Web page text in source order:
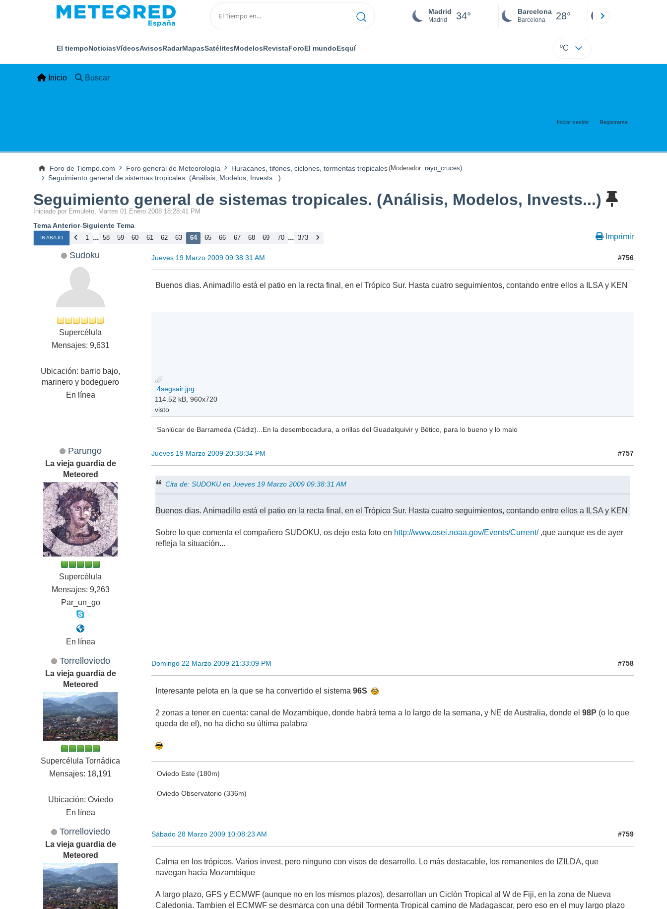
Madrid
Madrid 34° Barcelona
Barcelona 28°
El tiempoNoticiasVídeosAvisosRadarMapasSatélitesModelosRevistaForoEl mundoEsquí ºC
Inicio Buscar
Iniciar sesión Registrarse
Foro de Tiempo.com Foro general de Meteorología Huracanes, tifones, ciclones, tormentas tropicales(Moderador: rayo_cruces)
Seguimiento general de sistemas tropicales. (Análisis, Modelos, Invests...)
Seguimiento general de sistemas tropicales. (Análisis, Modelos, Invests...)
Iniciado por Ermuleto, Martes 01 Enero 2008 18:28:41 PM
Tema Anterior-Siguiente Tema
IR ABAJO 1 ... 58 59 60 61 62 63 64 65 66 67 68 69 70 ... 373 Imprimir
Sudoku
Supercélula
Mensajes: 9,631
Ubicación: barrio bajo,
marinero y bodeguero
En línea
Jueves 19 Marzo 2009 09:38:31 AM #756
Buenos dias. Animadillo está el patio en la recta final, en el Trópico Sur. Hasta cuatro seguimientos, contando entre ellos a ILSA y KEN
4segsair.jpg
114.52 kB, 960x720
visto
Sanlúcar de Barrameda (Cádiz)...En la desembocadura, a orillas del Guadalquivir y Bético, para lo bueno y lo malo
Parungo
La vieja guardia de
Meteored
Supercélula
Mensajes: 9,263
Par_un_go
En línea
Jueves 19 Marzo 2009 20:38:34 PM #757
Cita de: SUDOKU en Jueves 19 Marzo 2009 09:38:31 AM
Buenos dias. Animadillo está el patio en la recta final, en el Trópico Sur. Hasta cuatro seguimientos, contando entre ellos a ILSA y KEN
Sobre lo que comenta el compañero SUDOKU, os dejo esta foto en http://www.osei.noaa.gov/Events/Current/,que aunque es de ayer
refleja la situación...
Torrelloviedo
La vieja guardia de
Meteored
Supercélula Tornádica
Mensajes: 18,191
Ubicación: Oviedo
En línea
Domingo 22 Marzo 2009 21:33:09 PM #758
Interesante pelota en la que se ha convertido el sistema96S
2 zonas a tener en cuenta: canal de Mozambique, donde habrá tema a lo largo de la semana, y NE de Australia, donde el98P (o lo que
queda de el), no ha dicho su última palabra
Oviedo Este (180m)
Oviedo Observatorio (336m)
Torrelloviedo
La vieja guardia de
Meteored
Sábado 28 Marzo 2009 10:08:23 AM #759
Calma en los trópicos. Varios invest, pero ninguno con visos de desarrollo. Lo más destacable, los remanentes de IZILDA, que
navegan hacia Mozambique
A largo plazo, GFS y ECMWF (aunque no en los mismos plazos), desarrollan un Ciclón Tropical al W de Fiji, en la zona de Nueva
Caledonia. Tambien el ECMWF se desmarca con una débil Tormenta Tropical camino de Madagascar, pero eso en el muy largo plazo